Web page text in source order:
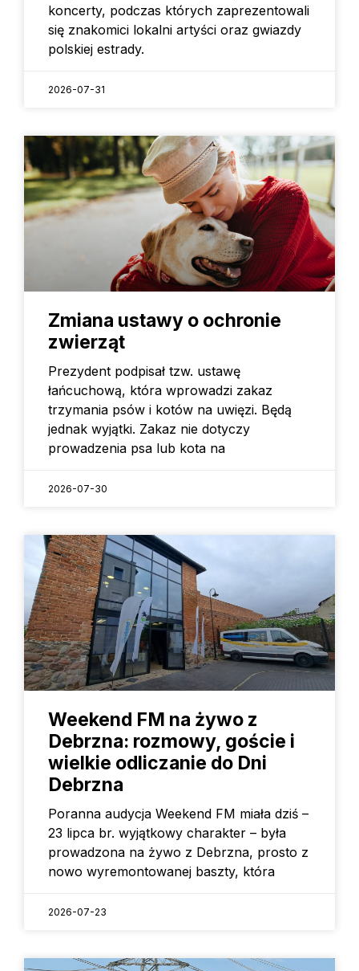
koncerty, podczas których zaprezentowali
się znakomici lokalni artyści oraz gwiazdy
polskiej estrady.
2026-07-31
Zmiana ustawy o ochronie
zwierząt
Prezydent podpisał tzw. ustawę
łańcuchową, która wprowadzi zakaz
trzymania psów i kotów na uwięzi. Będą
jednak wyjątki. Zakaz nie dotyczy
prowadzenia psa lub kota na
2026-07-30
Weekend FM na żywo z
Debrzna: rozmowy, goście i
wielkie odliczanie do Dni
Debrzna
Poranna audycja Weekend FM miała dziś –
23 lipca br. wyjątkowy charakter – była
prowadzona na żywo z Debrzna, prosto z
nowo wyremontowanej baszty, która
2026-07-23